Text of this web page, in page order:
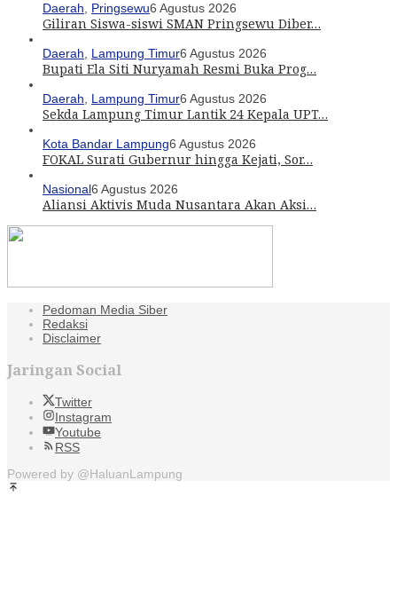
Daerah, Pringsewu6 Agustus 2026
Giliran Siswa-siswi SMAN Pringsewu Diber…
Daerah, Lampung Timur6 Agustus 2026
Bupati Ela Siti Nuryamah Resmi Buka Prog…
Daerah, Lampung Timur6 Agustus 2026
Sekda Lampung Timur Lantik 24 Kepala UPT…
Kota Bandar Lampung6 Agustus 2026
FOKAL Surati Gubernur hingga Kejati, Sor…
Nasional6 Agustus 2026
Aliansi Aktivis Muda Nusantara Akan Aksi…
Pedoman Media Siber
Redaksi
Disclaimer
Jaringan Social
Twitter
Instagram
Youtube
RSS
Powered by @HaluanLampung